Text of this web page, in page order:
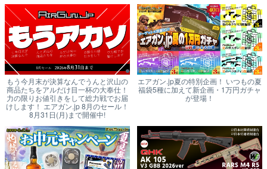
もう今月末が決算なんでうんと沢山の
商品たちをアルだけ目一杯の大奉仕！
力の限りお値引きをして総力戦でお届
けします！ エアガン.jp 8月のセール！
8月31日(月)まで開催中!
エアガン.jp夏の特別企画！ いつもの夏
福袋5種に加えて新企画・1万円ガチャ
が登場！